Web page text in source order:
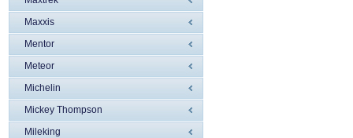
Maxxis
Mentor
Meteor
Michelin
Mickey Thompson
Mileking